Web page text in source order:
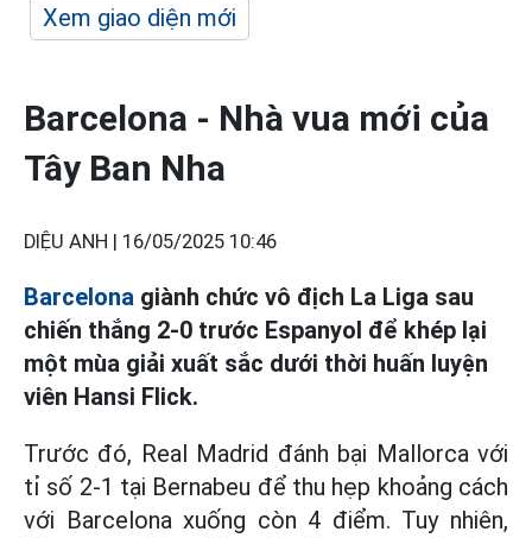
Xem giao diện mới
Barcelona - Nhà vua mới của
Tây Ban Nha
DIỆU ANH | 16/05/2025 10:46
Barcelona giành chức vô địch La Liga sau
chiến thắng 2-0 trước Espanyol để khép lại
một mùa giải xuất sắc dưới thời huấn luyện
viên Hansi Flick.
Trước đó, Real Madrid đánh bại Mallorca với
tỉ số 2-1 tại Bernabeu để thu hẹp khoảng cách
với Barcelona xuống còn 4 điểm. Tuy nhiên,